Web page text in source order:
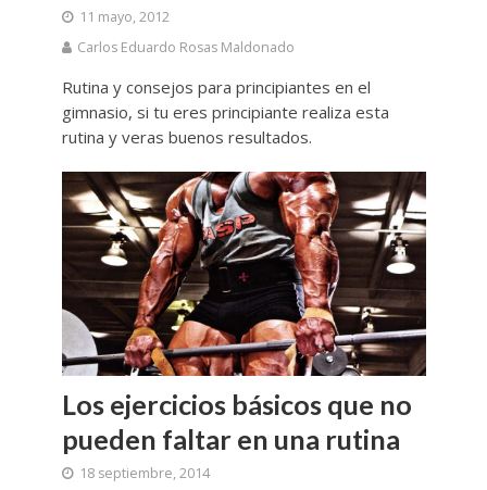
11 mayo, 2012
Carlos Eduardo Rosas Maldonado
Rutina y consejos para principiantes en el
gimnasio, si tu eres principiante realiza esta
rutina y veras buenos resultados.
Los ejercicios básicos que no
pueden faltar en una rutina
18 septiembre, 2014